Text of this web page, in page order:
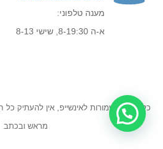
מענה טלפוני:
א-ה 8-19:30, שישי 8-13
כל הזכויות שמורות לאינשייפ, אין להעתיק
מראש ובכתב